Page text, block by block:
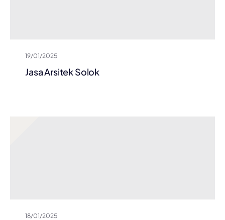
19/01/2025
Jasa Arsitek Solok
18/01/2025